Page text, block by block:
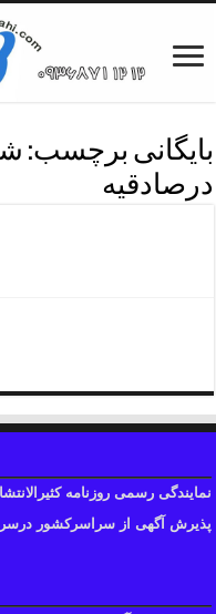
بایگانی برچسب:
درصادقیه
نمایندگی رسمی روزنامه
پذیرش آگهی از سراسرکشور